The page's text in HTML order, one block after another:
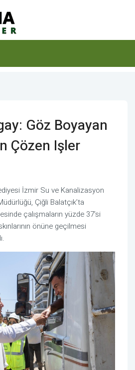
Göz Boyayan
Çözen Işler
İzmir Su ve Kanalizasyon
Çiğli Balatçık’ta
çalışmaların yüzde 37’si
önüne geçilmesi